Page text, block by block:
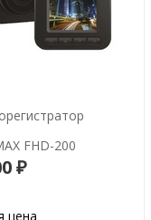
FHD-200
₽
цена